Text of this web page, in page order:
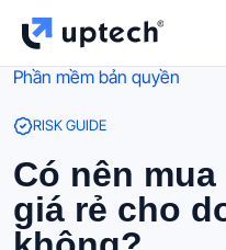
Phần mềm bản quyền
RISK GUIDE
Có nên
giá rẻ cho